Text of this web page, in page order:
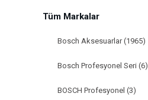
Tüm Markalar
Bosch Aksesuarlar (1965)
Bosch Profesyonel Seri (6)
BOSCH Profesyonel (3)